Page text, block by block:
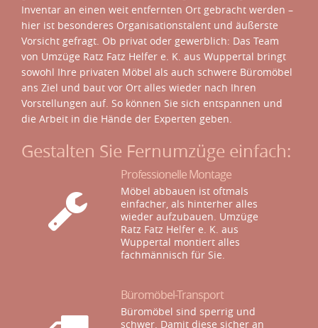
Inventar an einen weit entfernten Ort gebracht werden –
hier ist besonderes Organisationstalent und äußerste
Vorsicht gefragt. Ob privat oder gewerblich: Das Team
von Umzüge Ratz Fatz Helfer e. K. aus Wuppertal bringt
sowohl Ihre privaten Möbel als auch schwere Büromöbel
ans Ziel und baut vor Ort alles wieder nach Ihren
Vorstellungen auf. So können Sie sich entspannen und
die Arbeit in die Hände der Experten geben.
Gestalten Sie Fernumzüge einfach:
Professionelle Montage
Möbel abbauen ist oftmals
einfacher, als hinterher alles
wieder aufzubauen. Umzüge
Ratz Fatz Helfer e. K. aus
Wuppertal montiert alles
fachmännisch für Sie.
Büromöbel-Transport
Büromöbel sind sperrig und
schwer. Damit diese sicher an